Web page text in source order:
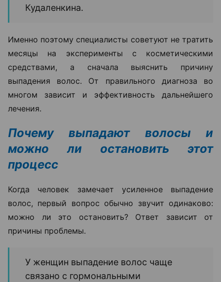
Кудаленкина.
Именно поэтому специалисты советуют не тратить
месяцы на эксперименты с косметическими
средствами, а сначала выяснить причину
выпадения волос. От правильного диагноза во
многом зависит и эффективность дальнейшего
лечения.
Почему выпадают волосы и
можно ли остановить этот
процесс
Когда человек замечает усиленное выпадение
волос, первый вопрос обычно звучит одинаково:
можно ли это остановить? Ответ зависит от
причины проблемы.
У женщин выпадение волос чаще
связано с гормональными